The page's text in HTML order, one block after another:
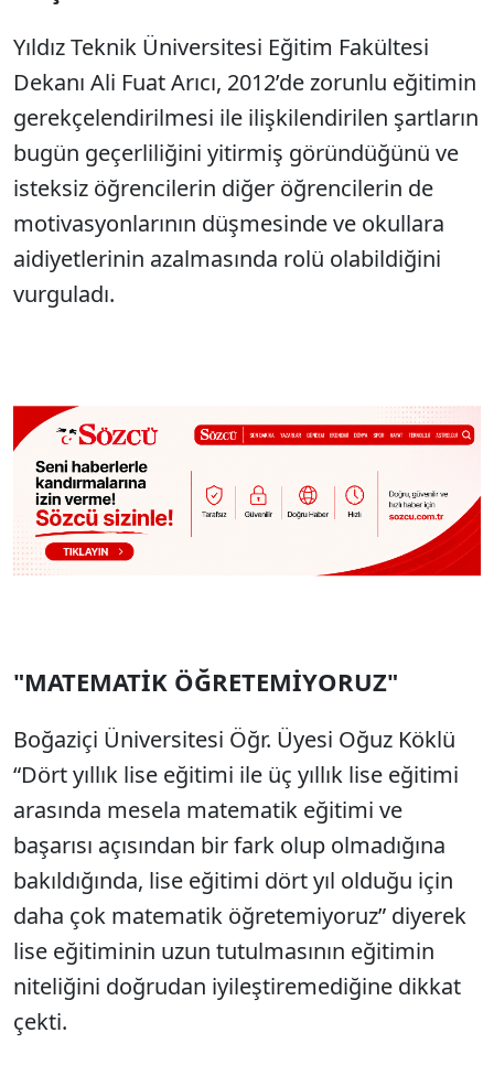
Yıldız Teknik Üniversitesi Eğitim Fakültesi
Dekanı Ali Fuat Arıcı, 2012’de zorunlu eğitimin
gerekçelendirilmesi ile ilişkilendirilen şartların
bugün geçerliliğini yitirmiş göründüğünü ve
isteksiz öğrencilerin diğer öğrencilerin de
motivasyonlarının düşmesinde ve okullara
aidiyetlerinin azalmasında rolü olabildiğini
vurguladı.
"MATEMATİK ÖĞRETEMİYORUZ"
Boğaziçi Üniversitesi Öğr. Üyesi Oğuz Köklü
“Dört yıllık lise eğitimi ile üç yıllık lise eğitimi
arasında mesela matematik eğitimi ve
başarısı açısından bir fark olup olmadığına
bakıldığında, lise eğitimi dört yıl olduğu için
daha çok matematik öğretemiyoruz” diyerek
lise eğitiminin uzun tutulmasının eğitimin
niteliğini doğrudan iyileştiremediğine dikkat
çekti.